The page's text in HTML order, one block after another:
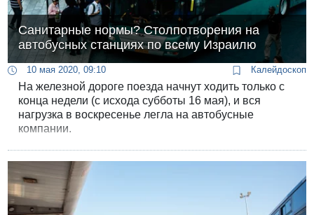
Санитарные нормы? Столпотворения на
автобусных станциях по всему Израилю
10 мая 2020, 09:10 Калейдоскоп
На железной дороге поезда начнут ходить только с
конца недели (с исхода субботы 16 мая), и вся
нагрузка в воскресенье легла на автобусные
компании.